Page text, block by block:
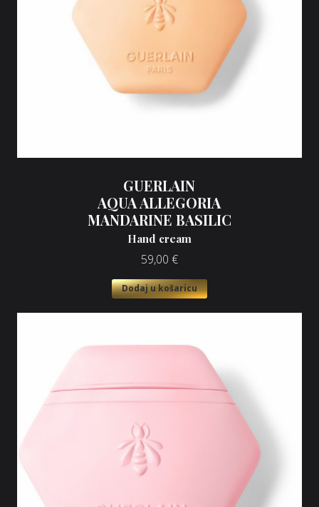
GUERLAIN
AQUA ALLEGORIA
MANDARINE BASILIC
Hand cream
59,00 €
Dodaj u košaricu